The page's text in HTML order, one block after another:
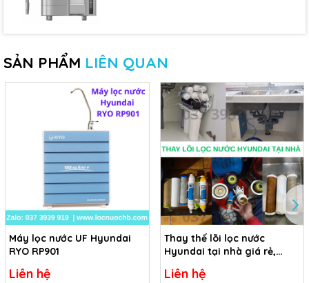
SẢN PHẨM LIÊN QUAN
Máy lọc nước UF Hyundai
RYO RP901
Liên hệ
Thay thế lõi lọc nước
Hyundai tại nhà giá rẻ,
Liên hệ